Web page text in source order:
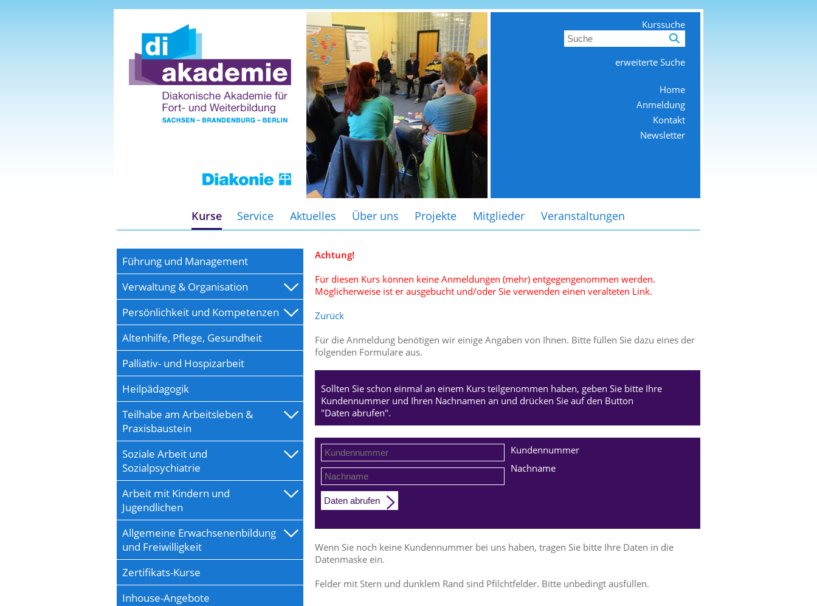
Kurssuche
erweiterte Suche
Home
Anmeldung
Kontakt
Newsletter
Kurse Service Aktuelles Über uns Projekte Mitglieder Veranstaltungen
Führung und Management
Verwaltung & Organisation
Persönlichkeit und Kompetenzen
Altenhilfe, Pflege, Gesundheit
Palliativ- und Hospizarbeit
Heilpädagogik
Teilhabe am Arbeitsleben &
Praxisbaustein
Soziale Arbeit und
Sozialpsychiatrie
Arbeit mit Kindern und
Jugendlichen
Allgemeine Erwachsenenbildung
und Freiwilligkeit
Zertifikats-Kurse
Inhouse-Angebote
Achtung!
Für diesen Kurs können keine Anmeldungen (mehr) entgegengenommen werden.
Möglicherweise ist er ausgebucht und/oder Sie verwenden einen veralteten Link.
Zurück
Für die Anmeldung benötigen wir einige Angaben von Ihnen. Bitte füllen Sie dazu eines der
folgenden Formulare aus.
Sollten Sie schon einmal an einem Kurs teilgenommen haben, geben Sie bitte Ihre
Kundennummer und Ihren Nachnamen an und drücken Sie auf den Button
"Daten abrufen".
Kundennummer
Nachname
Daten abrufen
Wenn Sie noch keine Kundennummer bei uns haben, tragen Sie bitte Ihre Daten in die
Datenmaske ein.
Felder mit Stern und dunklem Rand sind Pfilchtfelder. Bitte unbedingt ausfüllen.